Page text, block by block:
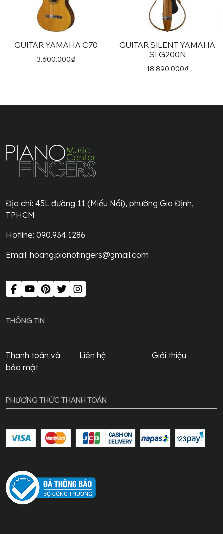
GUITAR YAMAHA C70
3.600.000₫
GUITAR SILENT YAMAHA
SLG200N
18.890.000₫
Địa chỉ: 45L đường 11 (Miếu Nổi), phường Gia Định,
TPHCM
Hotline: 090.934.1286
Email: hoang.pianofingers@gmail.com
THÔNG TIN
Thanh toán và
bảo mật
Liên hệ Giới thiệu
PHƯƠNG THỨC THANH TOÁN